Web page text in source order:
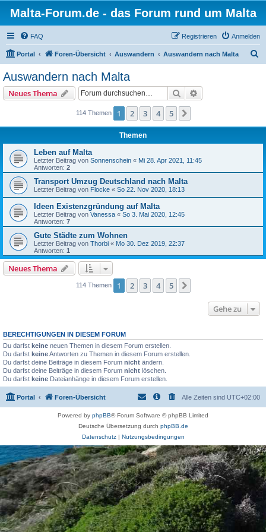
Malta-Forum.de - das Forum rund um Malta
FAQ Anmelden
Registrieren
Portal Foren-Übersicht Auswandern Auswandern nach Malta
Auswandern nach Malta
Neues Thema Suche
114 Themen 1 2 3 4 5
Themen
Leben auf Malta
Letzter Beitrag von Sonnenschein « Mi 28. Apr 2021, 11:45
Antworten: 2
Transport Umzug Deutschland nach Malta
Letzter Beitrag von Flocke « So 22. Nov 2020, 18:13
Ideen Existenzgründung auf Malta
Letzter Beitrag von Vanessa « So 3. Mai 2020, 12:45
Antworten: 7
Gute Städte zum Wohnen
Letzter Beitrag von Thorbi « Mo 30. Dez 2019, 22:37
Antworten: 1
Neues Thema
114 Themen 1 2 3 4 5
Gehe zu
BERECHTIGUNGEN IN DIESEM FORUM
Du darfst keine neuen Themen in diesem Forum erstellen.
Du darfst keineAntworten zu Themen in diesem Forum erstellen.
Du darfst deine Beiträge in diesem Forum nicht ändern.
Du darfst deine Beiträge in diesem Forum nicht löschen.
Du darfst keine Dateianhänge in diesem Forum erstellen.
Portal Foren-Übersicht Alle Zeiten sind UTC+02:00
Powered by phpBB® Forum Software © phpBB Limited
Deutsche Übersetzung durch phpBB.de
Datenschutz| Nutzungsbedingungen